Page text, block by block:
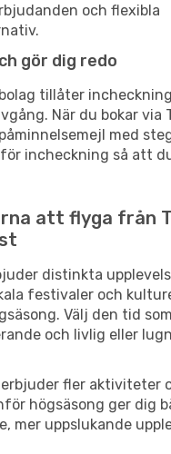
och flexibla
gör dig redo
tillåter
När du bokar via
med
incheckning så att
att flyga från
distinkta
festivaler och
Välj den tid
och livlig eller
fler aktiviteter
högsäsong ger dig
mer uppslukande